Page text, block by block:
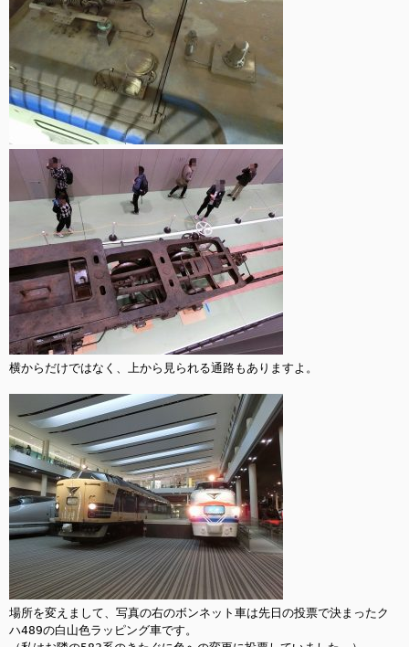
横からだけではなく、上から見られる通路もありますよ。
場所を変えまして、写真の右のボンネット車は先日の投票で決まったク
ハ489の白山色ラッピング車です。